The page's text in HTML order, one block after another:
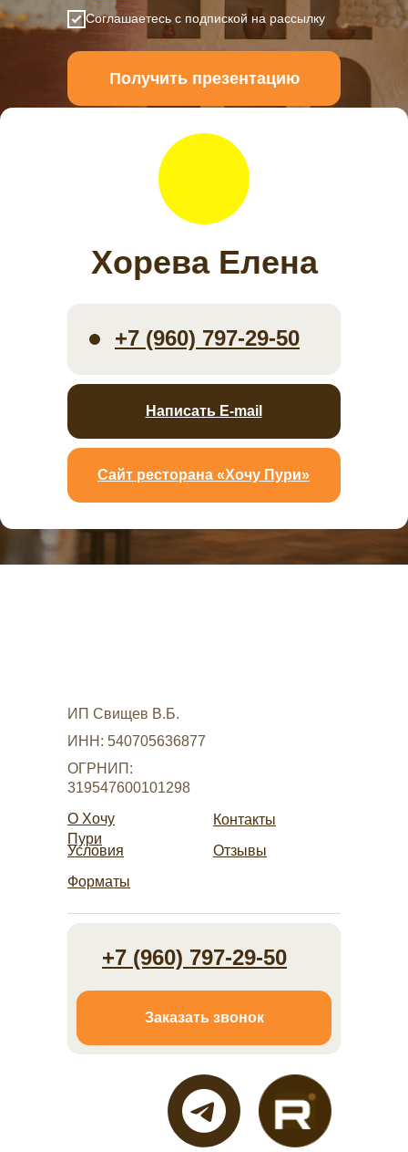
Хорева Елена
Сайт ресторана «Хочу Пури»
Написать E-mail
+7 (960) 797-29-50
Соглашаетесь с подпиской на рассылку
Получить презентацию
О Хочу
Пури
Условия
Форматы
Отзывы
Контакты
+7 (960) 797-29-50
Заказать звонок
ИП Свищев В.Б.
ИНН: 540705636877
ОГРНИП:
319547600101298